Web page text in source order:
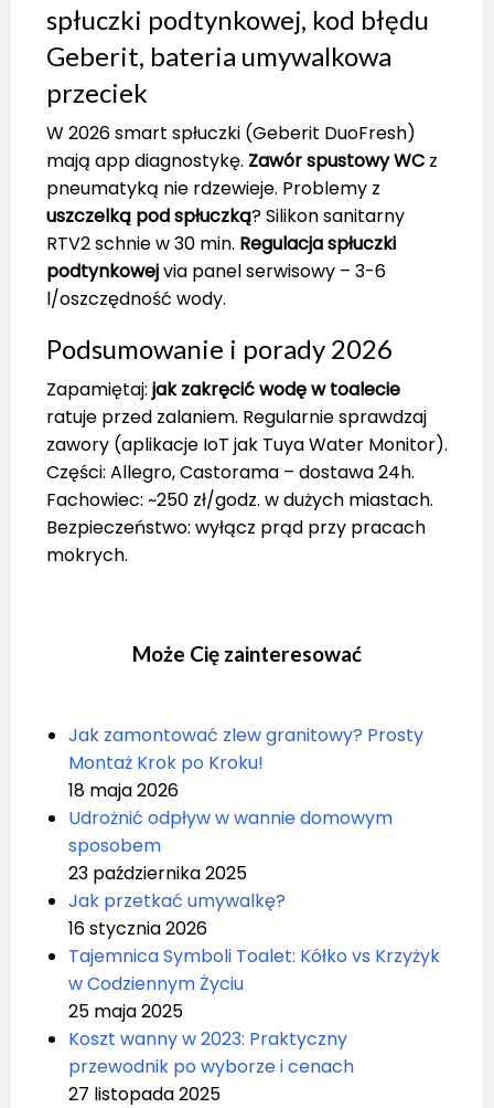
spłuczki podtynkowej, kod błędu
Geberit, bateria umywalkowa
przeciek
W 2026 smart spłuczki (Geberit DuoFresh)
mają app diagnostykę. Zawór spustowy WC z
pneumatyką nie rdzewieje. Problemy z
uszczelką pod spłuczką? Silikon sanitarny
RTV2 schnie w 30 min. Regulacja spłuczki
podtynkowejvia panel serwisowy – 3-6
l/oszczędność wody.
Podsumowanie i porady 2026
Zapamiętaj: jak zakręcić wodę w toalecie
ratuje przed zalaniem. Regularnie sprawdzaj
zawory (aplikacje IoT jak Tuya Water Monitor).
Części: Allegro, Castorama – dostawa 24h.
Fachowiec: ~250 zł/godz. w dużych miastach.
Bezpieczeństwo: wyłącz prąd przy pracach
mokrych.
Może Cię zainteresować
Jak zamontować zlew granitowy? Prosty
Montaż Krok po Kroku!
18 maja 2026
Udrożnić odpływ w wannie domowym
sposobem
23 października 2025
Jak przetkać umywalkę?
16 stycznia 2026
Tajemnica Symboli Toalet: Kółko vs Krzyżyk
w Codziennym Życiu
25 maja 2025
Koszt wanny w 2023: Praktyczny
przewodnik po wyborze i cenach
27 listopada 2025